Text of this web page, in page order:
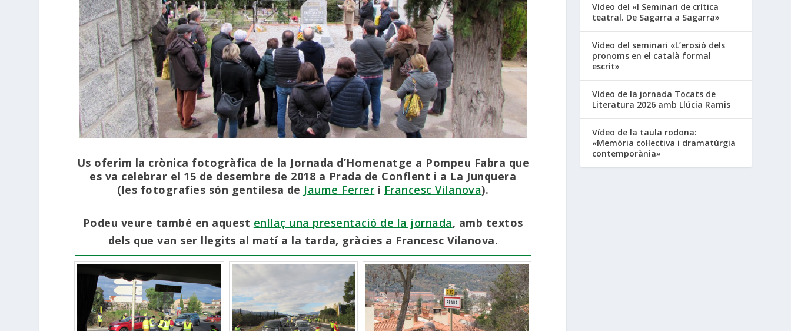
Us oferim la crònica fotogràfica de la Jornada d’Homenatge a Pompeu Fabra que
es va celebrar el 15 de desembre de 2018 a Prada de Conflent i a La Junquera
(les fotografies són gentilesa de Jaume Ferrer i Francesc Vilanova).
Podeu veure també en aquest enllaç una presentació de la jornada, amb textos
dels que van ser llegits al matí a la tarda, gràcies a Francesc Vilanova.
Vídeo del «I Seminari de crítica
teatral. De Sagarra a Sagarra»
Vídeo del seminari «L’erosió dels
pronoms en el català formal
escrit»
Vídeo de la jornada Tocats de
Literatura 2026 amb Llúcia Ramis
Vídeo de la taula rodona:
«Memòria col·lectiva i dramatúrgia
contemporània»